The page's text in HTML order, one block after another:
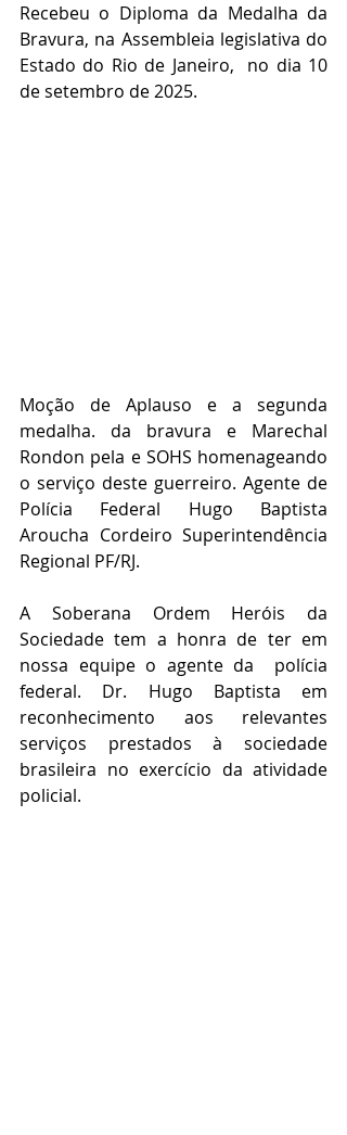
Recebeu o Diploma da Medalha da
Bravura, na Assembleia legislativa do
Estado do Rio de Janeiro,  no dia 10
de setembro de 2025.
Moção de Aplauso e a segunda
medalha. da bravura e Marechal
Rondon pela e SOHS homenageando
o serviço deste guerreiro. Agente de
Polícia Federal Hugo Baptista
Aroucha Cordeiro Superintendência
Regional PF/RJ.
A Soberana Ordem Heróis da
Sociedade tem a honra de ter em
nossa equipe o agente da  polícia
federal. Dr. Hugo Baptista em
reconhecimento aos relevantes
serviços prestados à sociedade
brasileira no exercício da atividade
policial.